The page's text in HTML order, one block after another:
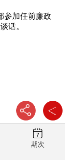
加任前廉政
话。
期次